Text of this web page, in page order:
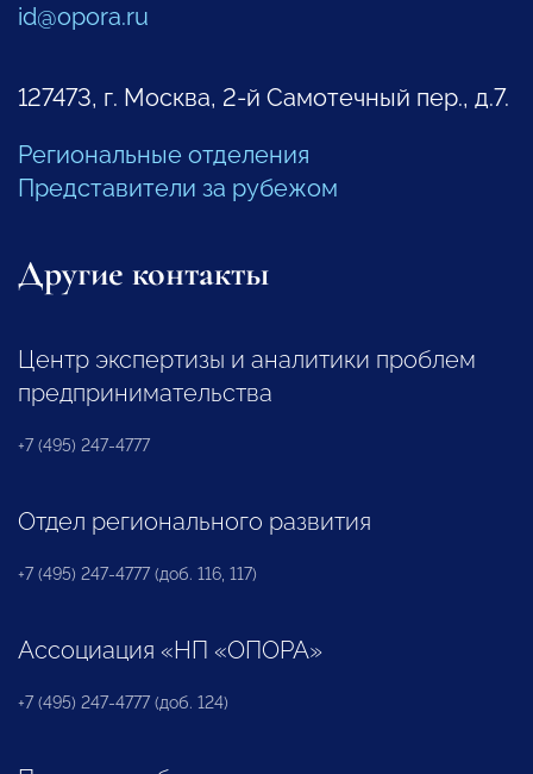
id@opora.ru
127473, г. Москва, 2-й Самотечный пер., д.7.
Региональные отделения
Представители за рубежом
Другие контакты
Центр экспертизы и аналитики проблем
предпринимательства
+7 (495) 247-4777
Отдел регионального развития
+7 (495) 247-4777 (доб. 116, 117)
Ассоциация «НП «ОПОРА»
+7 (495) 247-4777 (доб. 124)